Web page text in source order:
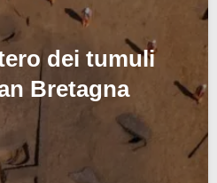
dei tumuli
Bretagna